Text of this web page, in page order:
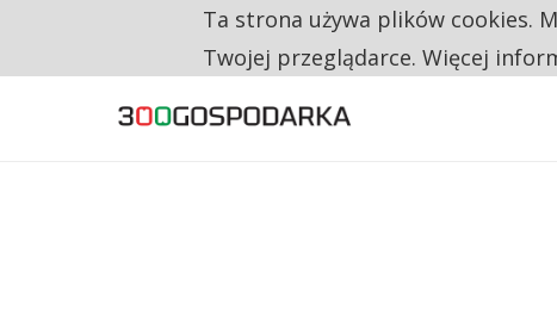
NA JEDEN WAKAT PRZYPADAJĄ 62
Ta strona używa plików cookies.
Twojej przeglądarce. Więcej